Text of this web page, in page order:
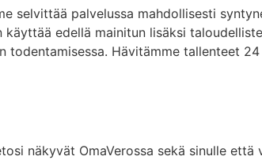
selvittää palvelussa mahdollisesti
edellä mainitun lisäksi
Hävitämme tallenteet
näkyvät OmaVerossa sekä sinulle että